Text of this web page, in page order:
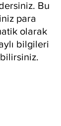
Bu
para
olarak
bilgileri